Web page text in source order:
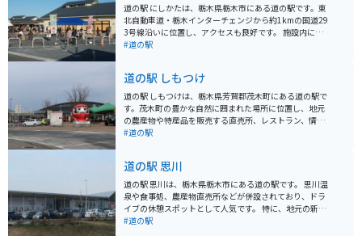
道の駅 にしかたは、栃木県栃木市にある道の駅です。東
北自動車道・栃木インターチェンジから約1kmの国道29
3号線沿いに位置し、アクセスも良好です。 施設内に
は、地元の新鮮な農産物を販売する「農産物直売所」
ん、ラーメンなどが味わえます。 また、道の駅 にしかた
は、バイクツーリングの休憩場所としても人気がありま
す。駐車場も広く、バイクラックも完備されています。
栃木市は、蔵の街として知られており、歴史的な建造物
が多く残っています。道の駅 にしかたから少し足を延ば
せば、蔵造りの街並みを散策したり、歴史的な建造物を
* 駐車場が広く、バイクラックも完備 * 地元の新鮮な農
産の食材を使用した食事ができる 【周辺の観光スポッ
ト】 * とちぎ蔵の街 * 渡良瀬遊水地 * 岩船山 【名産品】
* いちご * 梨 * 米 * 酒
#道の駅
道の駅 しもつけ
道の駅 しもつけは、栃木県芳賀郡茂木町にある道の駅で
す。茂木町の豊かな自然に囲まれた場所に位置し、地元
の農産物や特産品を販売する直売所、レストラン、情報
コーナーなどを備えています。 バイクで訪れる場合、道
す。周辺には、緑豊かな山々が広がっており、景色を楽
しみながらツーリングを楽しむことができます。また、
道の駅 しもつけから少し足を延ばせば、ツインリンクも
てぎなど、観光スポットも点在しています。 道の駅 しも
つけでは、地元産の新鮮な野菜や果物が人気です。特
に、茂木町特産のゆずを使った商品は、お土産におすす
#道の駅
道の駅 思川
道の駅 思川は、栃木県栃木市にある道の駅です。 思川温
泉や食事処、農産物直売所などが併設されており、ドラ
イブの休憩スポットとして人気です。 特に、地元の新鮮
な野菜や果物が並ぶ農産物直売所は、観光客にも人気が
#道の駅